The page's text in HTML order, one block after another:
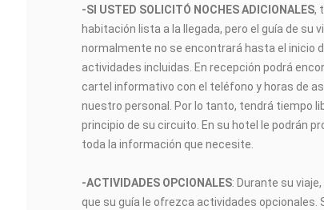
-SI USTED SOLICITÓ NOCHES ADICIONALES,
habitación lista a la llegada, pero el guía de su
normalmente no se encontrará hasta el inicio
actividades incluidas. En recepción podrá
cartel informativo con el teléfono y horas de
nuestro personal. Por lo tanto, tendrá tiempo
principio de su circuito. En su hotel le podrán
toda la información que necesite.
-ACTIVIDADES OPCIONALES: Durante su
que su guía le ofrezca actividades opcionales.